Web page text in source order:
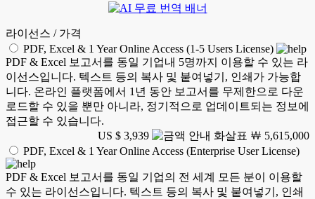
라이선스 / 가격
PDF, Excel & 1 Year Online Access (1-5 Users License)
PDF & Excel 보고서를 동일 기업내 5명까지 이용할 수 있는 라
이선스입니다. 텍스트 등의 복사 및 붙여넣기, 인쇄가 가능합
니다. 온라인 플랫폼에서 1년 동안 보고서를 무제한으로 다운
로드할 수 있을 뿐만 아니라, 정기적으로 업데이트되는 정보에
접근할 수 있습니다.
US $ 3,939
￦ 5,615,000
PDF, Excel & 1 Year Online Access (Enterprise User License)
PDF & Excel 보고서를 동일 기업의 전 세계 모든 분이 이용할
수 있는 라이선스입니다. 텍스트 등의 복사 및 붙여넣기, 인쇄